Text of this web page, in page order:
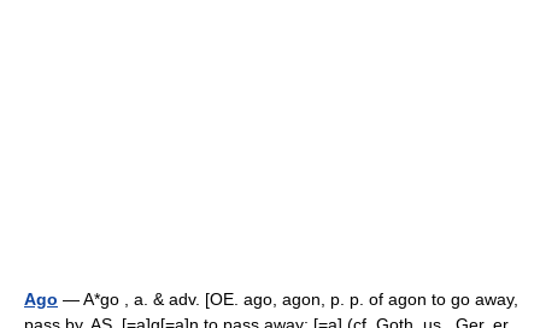
Ago — A*go , a. & adv. [OE. ago, agon, p. p. of agon to go away,